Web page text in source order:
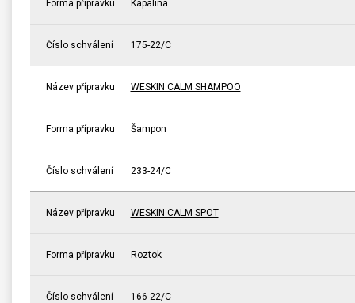
Forma přípravku Kapalina
Číslo schválení 175-22/C
Název přípravku WESKIN CALM SHAMPOO
Forma přípravku Šampon
Číslo schválení 233-24/C
Název přípravku WESKIN CALM SPOT
Forma přípravku Roztok
Číslo schválení 166-22/C